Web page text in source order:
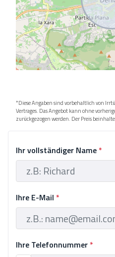
*Diese Angaben sind vorbehaltlich von
Vertrages. Das Angebot kann ohne
zurückgezogen werden. Der Preis
Ihr vollständiger Name *
Ihre E-Mail *
Ihre Telefonnummer *